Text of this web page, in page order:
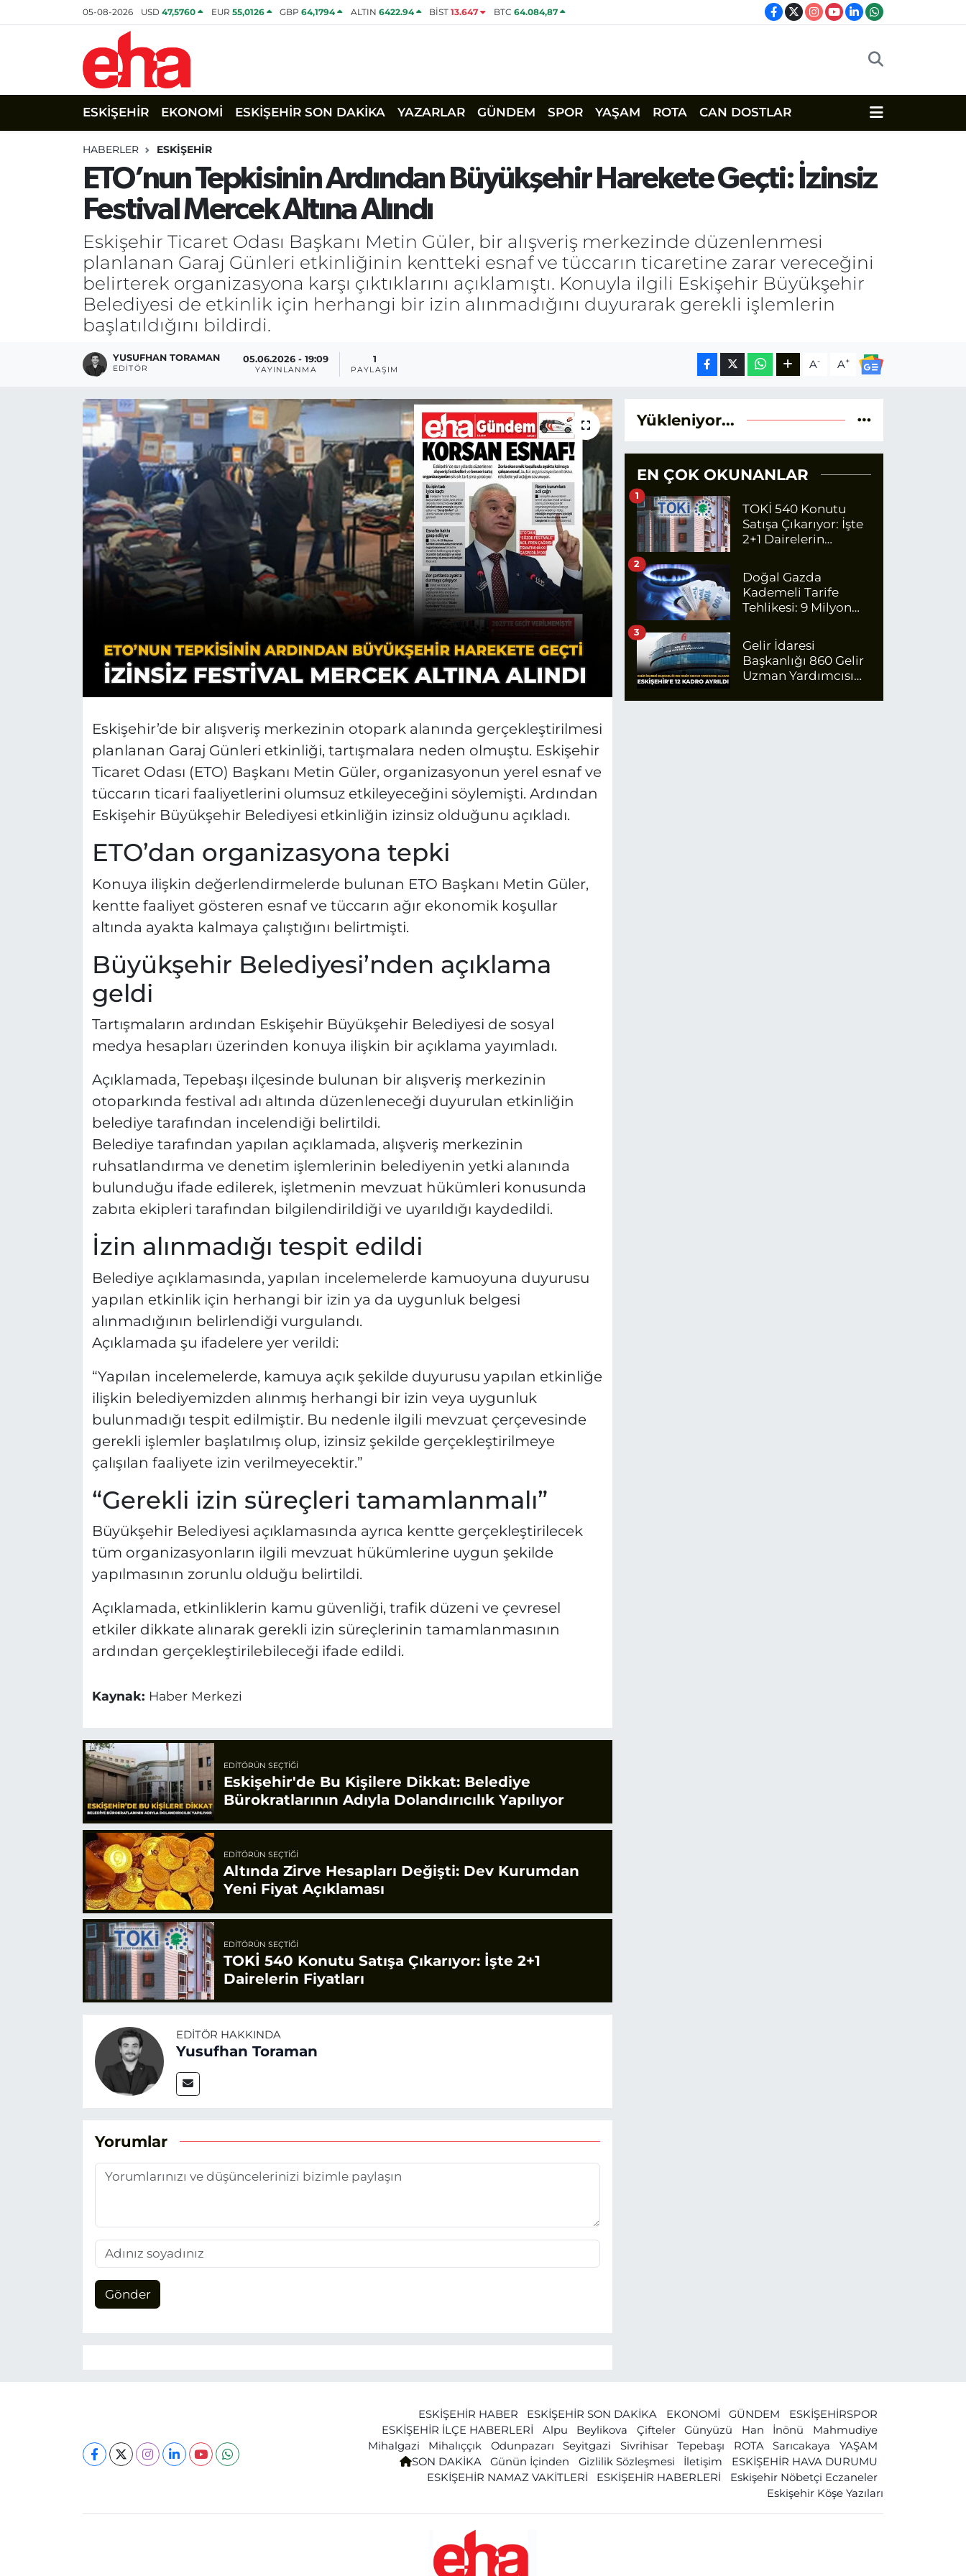
05-08-2026 USD47,5760 EUR 55,0126 GBP64,1794 ALTIN 6422.94 BİST13.647 BTC 64.084,87
ESKİŞEHİR EKONOMİ ESKİŞEHİR SON DAKİKA YAZARLAR GÜNDEM SPOR YAŞAM ROTA CAN DOSTLAR
HABERLER ESKİŞEHİR
ETO’nun Tepkisinin Ardından Büyükşehir Harekete Geçti: İzinsiz
Festival Mercek Altına Alındı
Eskişehir Ticaret Odası Başkanı Metin Güler, bir alışveriş merkezinde düzenlenmesi
planlanan Garaj Günleri etkinliğinin kentteki esnaf ve tüccarın ticaretine zarar vereceğini
belirterek organizasyona karşı çıktıklarını açıklamıştı. Konuyla ilgili Eskişehir Büyükşehir
Belediyesi de etkinlik için herhangi bir izin alınmadığını duyurarak gerekli işlemlerin
başlatıldığını bildirdi.
YUSUFHAN TORAMAN
EDITÖR
05.06.2026 - 19:09
YAYINLANMA
1
PAYLAŞIM A- A+
Eskişehir’de bir alışveriş merkezinin otopark alanında gerçekleştirilmesi
planlanan Garaj Günleri etkinliği, tartışmalara neden olmuştu. Eskişehir
Ticaret Odası (ETO) Başkanı Metin Güler, organizasyonun yerel esnaf ve
tüccarın ticari faaliyetlerini olumsuz etkileyeceğini söylemişti. Ardından
Eskişehir Büyükşehir Belediyesi etkinliğin izinsiz olduğunu açıkladı.
ETO’dan organizasyona tepki
Konuya ilişkin değerlendirmelerde bulunan ETO Başkanı Metin Güler,
kentte faaliyet gösteren esnaf ve tüccarın ağır ekonomik koşullar
altında ayakta kalmaya çalıştığını belirtmişti.
Büyükşehir Belediyesi’nden açıklama
geldi
Tartışmaların ardından Eskişehir Büyükşehir Belediyesi de sosyal
medya hesapları üzerinden konuya ilişkin bir açıklama yayımladı.
Açıklamada, Tepebaşı ilçesinde bulunan bir alışveriş merkezinin
otoparkında festival adı altında düzenleneceği duyurulan etkinliğin
belediye tarafından incelendiği belirtildi.
Belediye tarafından yapılan açıklamada, alışveriş merkezinin
ruhsatlandırma ve denetim işlemlerinin belediyenin yetki alanında
bulunduğu ifade edilerek, işletmenin mevzuat hükümleri konusunda
zabıta ekipleri tarafından bilgilendirildiği ve uyarıldığı kaydedildi.
İzin alınmadığı tespit edildi
Belediye açıklamasında, yapılan incelemelerde kamuoyuna duyurusu
yapılan etkinlik için herhangi bir izin ya da uygunluk belgesi
alınmadığının belirlendiği vurgulandı.
Açıklamada şu ifadelere yer verildi:
“Yapılan incelemelerde, kamuya açık şekilde duyurusu yapılan etkinliğe
ilişkin belediyemizden alınmış herhangi bir izin veya uygunluk
bulunmadığı tespit edilmiştir. Bu nedenle ilgili mevzuat çerçevesinde
gerekli işlemler başlatılmış olup, izinsiz şekilde gerçekleştirilmeye
çalışılan faaliyete izin verilmeyecektir.”
“Gerekli izin süreçleri tamamlanmalı”
Büyükşehir Belediyesi açıklamasında ayrıca kentte gerçekleştirilecek
tüm organizasyonların ilgili mevzuat hükümlerine uygun şekilde
yapılmasının zorunlu olduğu belirtildi.
Açıklamada, etkinliklerin kamu güvenliği, trafik düzeni ve çevresel
etkiler dikkate alınarak gerekli izin süreçlerinin tamamlanmasının
ardından gerçekleştirilebileceği ifade edildi.
Kaynak: Haber Merkezi
EDITÖRÜN SEÇTIĞI
Eskişehir'de Bu Kişilere Dikkat: Belediye
Bürokratlarının Adıyla Dolandırıcılık Yapılıyor
EDITÖRÜN SEÇTIĞI
Altında Zirve Hesapları Değişti: Dev Kurumdan
Yeni Fiyat Açıklaması
EDITÖRÜN SEÇTIĞI
TOKİ 540 Konutu Satışa Çıkarıyor: İşte 2+1
Dairelerin Fiyatları
EDITÖR HAKKINDA
Yusufhan Toraman
Yorumlar
Gönder
Yükleniyor...
EN ÇOK OKUNANLAR
TOKİ 540 Konutu
Satışa Çıkarıyor: İşte
2+1 Dairelerin
1
Doğal Gazda
Kademeli Tarife
Tehlikesi: 9 Milyon
Ödeyecek
2
Gelir İdaresi
Başkanlığı 860 Gelir
Uzman Yardımcısı
Kadro Ayrıldı
3
ESKİŞEHİR HABER ESKİŞEHİR SON DAKİKA EKONOMİ GÜNDEM
ESKİŞEHİRSPOR
ESKİŞEHİR İLÇE HABERLERİ
Alpu Beylikova Çifteler Günyüzü Han İnönü
Mahmudiye
Mihalgazi
Mihalıççık Odunpazarı Seyitgazi Sivrihisar Tepebaşı ROTA Sarıcakaya
YAŞAM
SON DAKİKA
Günün İçinden Gizlilik Sözleşmesi İletişim
ESKİŞEHİR HAVA DURUMU
ESKİŞEHİR NAMAZ VAKİTLERİ
ESKİŞEHİR HABERLERİ
Eskişehir Nöbetçi Eczaneler
Eskişehir Köşe Yazıları